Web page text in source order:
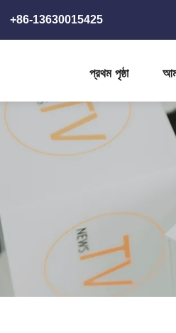
+86-13630015425
প্রথম পৃষ্ঠা